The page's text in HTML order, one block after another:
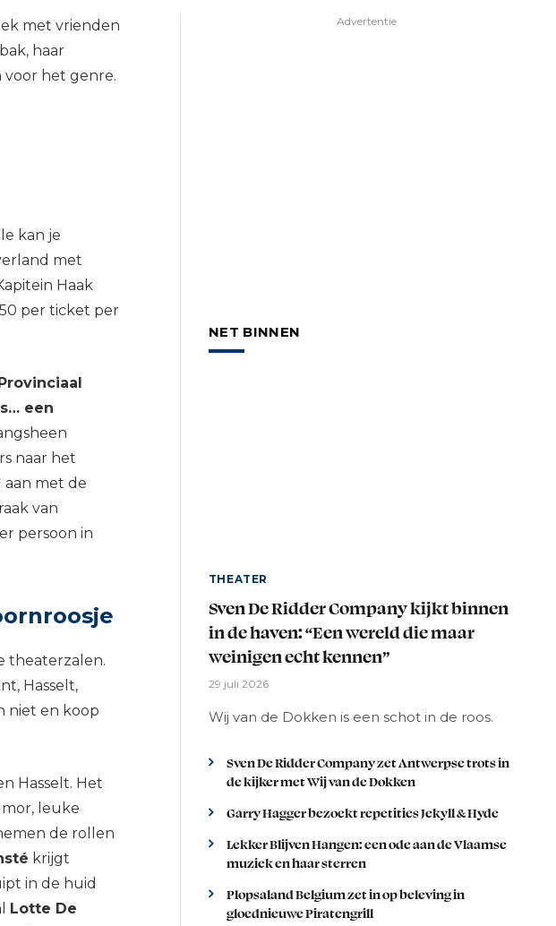
met vrienden
haar
het genre.
kan je
met
Haak
per ticket per
een
naar het
aan met de
van
persoon in
theaterzalen.
Hasselt,
niet en koop
Hasselt. Het
leuke
de rollen
krijgt
in de huid
Lotte De
Advertentie
NET BINNEN
THEATER
Sven De Ridder Company kijkt binnen
in de haven: “Een wereld die maar
weinigen echt kennen”
29 juli 2026
Wij van de Dokken is een schot in de roos.
Sven De Ridder Company zet Antwerpse trots in
de kijker met Wij van de Dokken
Garry Hagger bezoekt repetities Jekyll & Hyde
Lekker Blijven Hangen: een ode aan de Vlaamse
muziek en haar sterren
Plopsaland Belgium zet in op beleving in
gloednieuwe Piratengrill